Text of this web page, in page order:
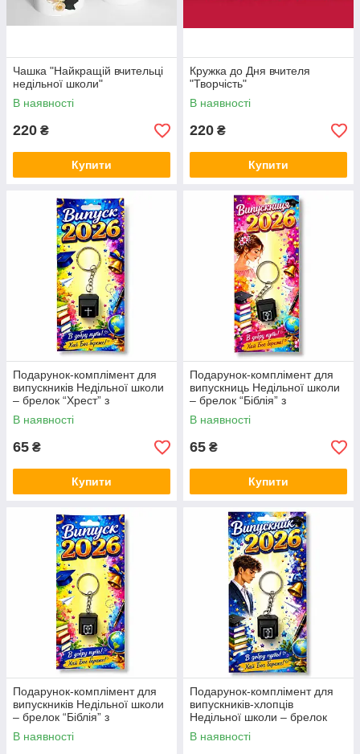
Чашка "Найкращій вчительці
недільної школи"
В наявності
220 ₴
Купити
Кружка до Дня вчителя
"Творчість"
В наявності
220 ₴
Купити
Подарунок-комплімент для
випускників Недільної школи
– брелок “Хрест” з
клацаючим механізмом
В наявності
65 ₴
Купити
Подарунок-комплімент для
випускниць Недільної школи
– брелок “Біблія” з
клацаючим механізмом
В наявності
65 ₴
Купити
Подарунок-комплімент для
випускників Недільної школи
– брелок “Біблія” з
клацаючим механізмом
В наявності
Подарунок-комплімент для
випускників-хлопців
Недільної школи – брелок
“Біблія” з клацаючим
механізмом
В наявності